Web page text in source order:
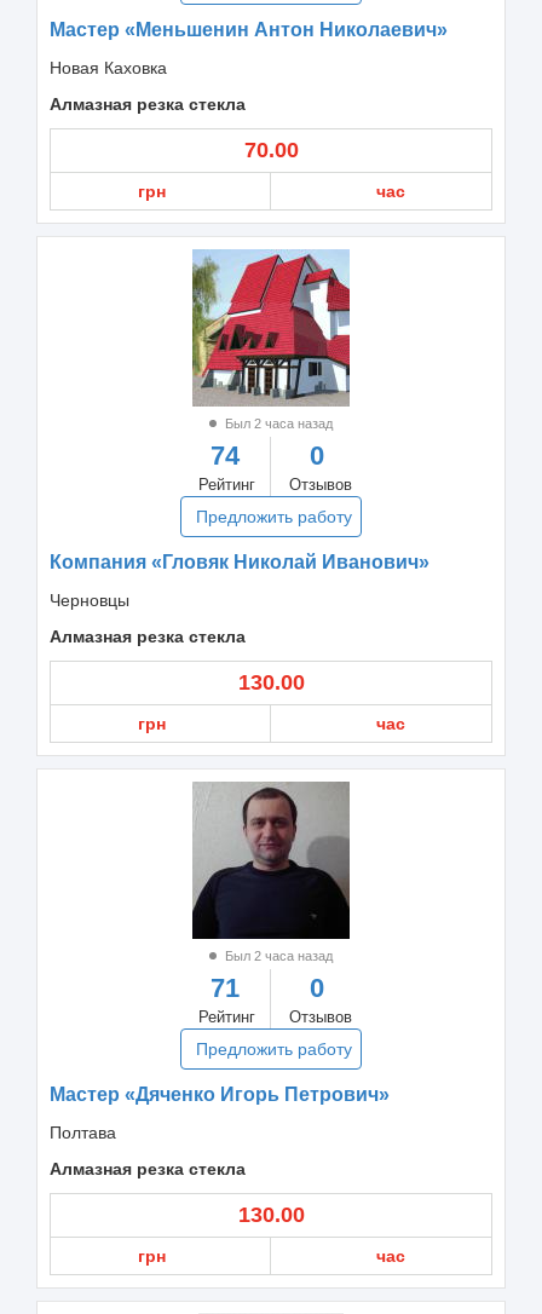
Мастер «Меньшенин Антон Николаевич»
Новая Каховка
Алмазная резка стекла
70.00
грн час
Был 2 часа назад
74
Рейтинг
0
Отзывов
Предложить работу
Компания «Гловяк Николай Иванович»
Черновцы
Алмазная резка стекла
130.00
грн час
Был 2 часа назад
71
Рейтинг
0
Отзывов
Предложить работу
Мастер «Дяченко Игорь Петрович»
Полтава
Алмазная резка стекла
130.00
грн час